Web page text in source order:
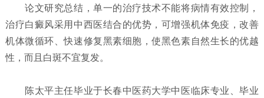
论文研究总结，单一的治疗技术不能将病情有效控制，
治疗白癜风采用中西医结合的优势，可增强机体免疫，改善
机体微循环、快速修复黑素细胞，使黑色素自然生长的优越
性，而且白斑不宜复发。
陈太平主任毕业于长春中医药大学中医临床专业、毕业